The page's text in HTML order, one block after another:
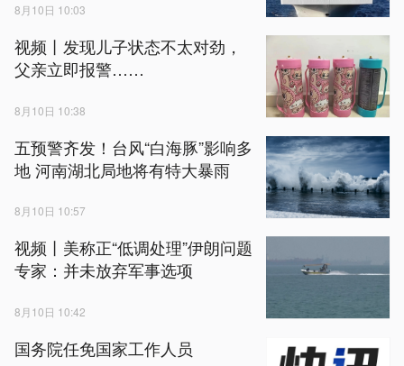
8月10日 10:03
视频丨发现儿子状态不太对劲，
父亲立即报警……
8月10日 10:38
五预警齐发！台风“白海豚”影响多
地 河南湖北局地将有特大暴雨
8月10日 10:57
视频丨美称正“低调处理”伊朗问题
专家：并未放弃军事选项
8月10日 10:42
国务院任免国家工作人员